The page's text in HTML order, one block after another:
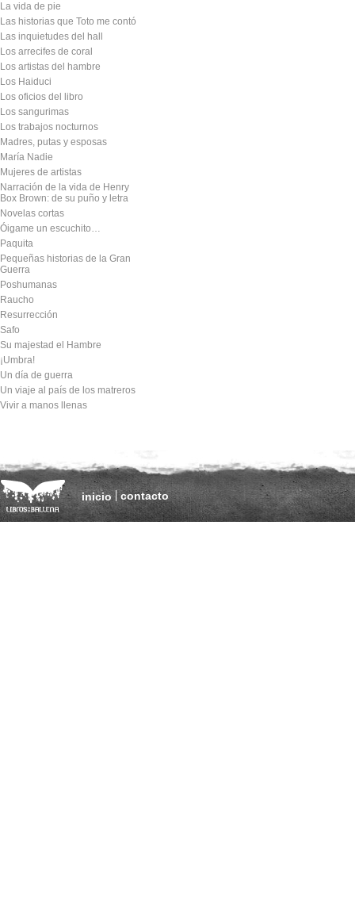
La vida de pie
Las historias que Toto me contó
Las inquietudes del hall
Los arrecifes de coral
Los artistas del hambre
Los Haiduci
Los oficios del libro
Los sangurimas
Los trabajos nocturnos
Madres, putas y esposas
María Nadie
Mujeres de artistas
Narración de la vida de Henry
Box Brown: de su puño y letra
Novelas cortas
Óigame un escuchito…
Paquita
Pequeñas historias de la Gran
Guerra
Poshumanas
Raucho
Resurrección
Safo
Su majestad el Hambre
¡Umbra!
Un día de guerra
Un viaje al país de los matreros
Vivir a manos llenas
inicio contacto